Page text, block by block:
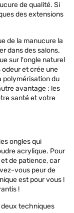
de qualité. Si
des extensions
de la manucure la
dans des salons.
sur l'ongle naturel
odeur et crée une
polymérisation du
avantage : les
santé et votre
ongles qui
acrylique. Pour
de patience, car
vous peur de
est pour vous !
!
deux techniques